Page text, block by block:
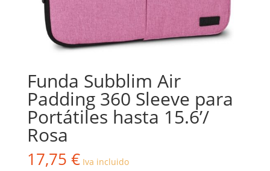
Funda Subblim Air
Padding 360 Sleeve para
Portátiles hasta 15.6’/
Rosa
17,75 € Iva incluido